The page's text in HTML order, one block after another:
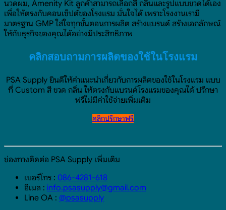
นวดผม, Amenity Kit ลูกค้าสามารถเลือกสี กลิ่นและรูปแบบขวดได้เอง
เพื่อให้ตรงกับคอนเซ็ปต์ของโรงแรม มั่นใจได้ เพราะโรงงานเรามี
มาตรฐาน GMP ใส่ใจทุกขั้นตอนการผลิต สร้างแบรนด์ สร้างเอกลักษณ์
ให้กับธุรกิจของคุณได้อย่างมีประสิทธิภาพ
คลิกสอบถามการผลิตของใช้ในโรงแรม
PSA Supply ยินดีให้คำแนะนำเกี่ยวกับการผลิตของใช้ในโรงแรม แบบ
ที่ Custom สี ขวด กลิ่น ให้ตรงกับแบรนด์โรงแรมของคุณได้ ปรึกษา
ฟรีไม่มีค่าใช้จ่ายเพิ่มเติม
คลิกปรึกษาฟรี
ช่องทางติดต่อ PSA Supply เพิ่มเติม
เบอร์โทร : 086-4281-618
อีเมล : info.psasupply@gmail.com
Line OA : @psasupply